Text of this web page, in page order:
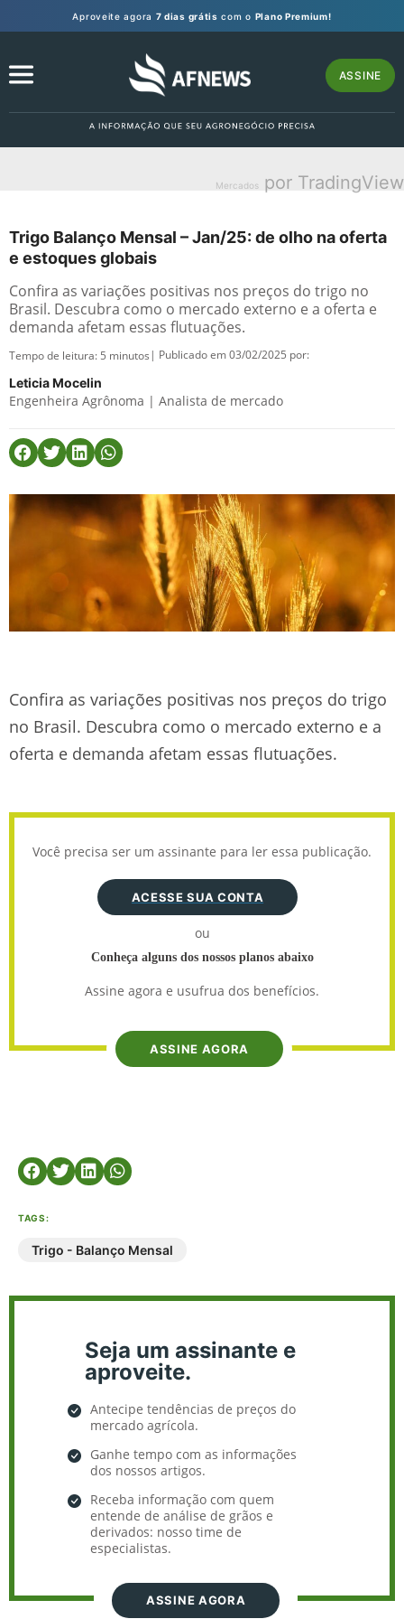
Aproveite agora 7 dias grátis com o Plano Premium!
ASSINE
Mercados por TradingView
Trigo Balanço Mensal – Jan/25: de olho na oferta
e estoques globais
Confira as variações positivas nos preços do trigo no
Brasil. Descubra como o mercado externo e a oferta e
demanda afetam essas flutuações.
Tempo de leitura: 5 minutos | Publicado em 03/02/2025 por:
Leticia Mocelin
Engenheira Agrônoma | Analista de mercado
Confira as variações positivas nos preços do trigo
no Brasil. Descubra como o mercado externo e a
oferta e demanda afetam essas flutuações.
Você precisa ser um assinante para ler essa publicação.
ACESSE SUA CONTA
ou
Conheça alguns dos nossos planos abaixo
Assine agora e usufrua dos benefícios.
ASSINE AGORA
TAGS:
Trigo - Balanço Mensal
Seja um assinante e
aproveite.
Antecipe tendências de preços do
mercado agrícola.
Ganhe tempo com as informações
dos nossos artigos.
Receba informação com quem
entende de análise de grãos e
derivados: nosso time de
especialistas.
ASSINE AGORA